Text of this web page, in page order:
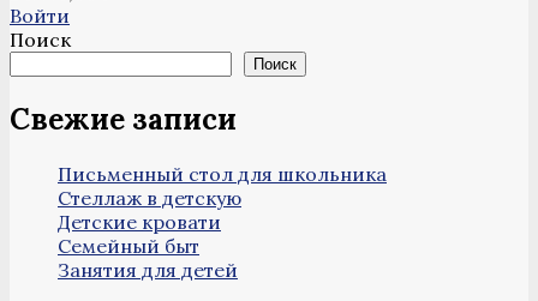
Войти
Поиск
Поиск
Свежие записи
Письменный стол для школьника
Стеллаж в детскую
Детские кровати
Семейный быт
Занятия для детей